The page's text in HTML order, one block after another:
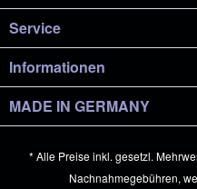
Service
Informationen
MADE IN GERMANY
* Alle Preise inkl. gesetzl.
Nachnahmegebühren,